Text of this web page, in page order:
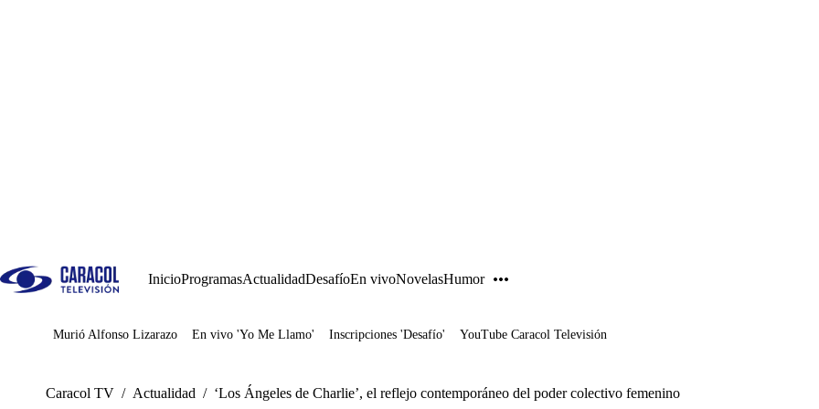
InicioProgramasActualidadDesafíoEn vivoNovelasHumor
Juegos
Murió Alfonso Lizarazo En vivo 'Yo Me Llamo' Inscripciones 'Desafío' YouTube Caracol Televisión
Caracol TV / Actualidad / ‘Los Ángeles de Charlie’, el reflejo contemporáneo del poder colectivo femenino